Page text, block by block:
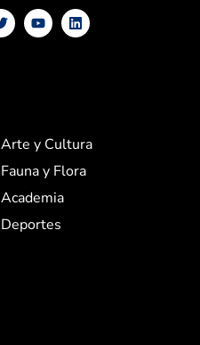
Arte y Cultura
Fauna y Flora
Academia
Deportes